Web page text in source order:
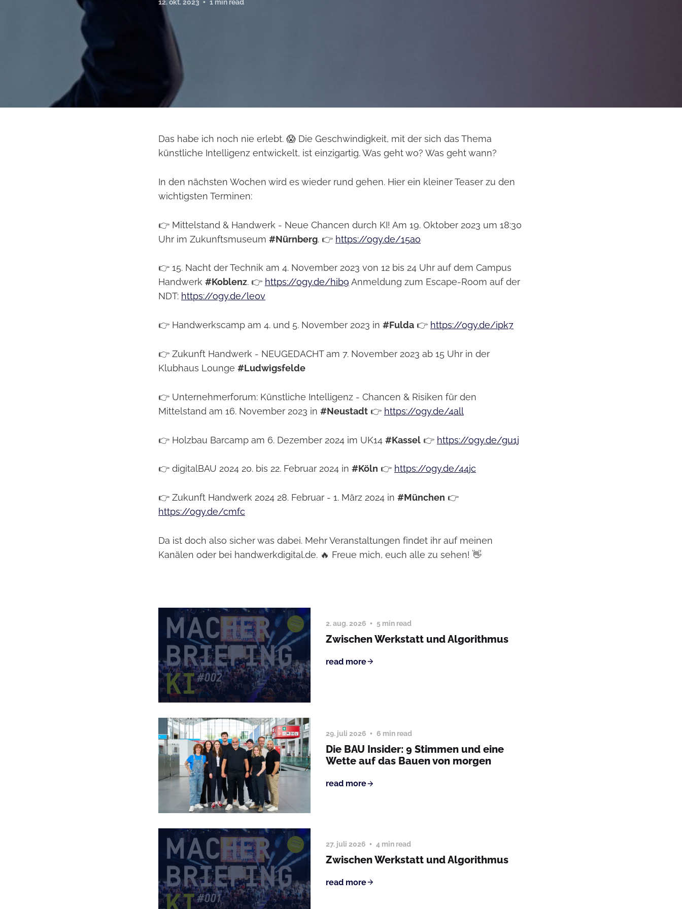
12. okt. 2023 1 min read
Das habe ich noch nie erlebt. 😱 Die Geschwindigkeit, mit der sich das Thema
künstliche Intelligenz entwickelt, ist einzigartig. Was geht wo? Was geht wann?
In den nächsten Wochen wird es wieder rund gehen. Hier ein kleiner Teaser zu den
wichtigsten Terminen:
👉 Mittelstand & Handwerk - Neue Chancen durch KI! Am 19. Oktober 2023 um 18:30
Uhr im Zukunftsmuseum #Nürnberg. 👉 https://ogy.de/15ao
👉 15. Nacht der Technik am 4. November 2023 von 12 bis 24 Uhr auf dem Campus
Handwerk #Koblenz. 👉 https://ogy.de/hib9 Anmeldung zum Escape-Room auf der
NDT: https://ogy.de/le0v
👉 Handwerkscamp am 4. und 5. November 2023 in #Fulda 👉 https://ogy.de/ipk7
👉 Zukunft Handwerk - NEUGEDACHT am 7. November 2023 ab 15 Uhr in der
Klubhaus Lounge #Ludwigsfelde
👉 Unternehmerforum: Künstliche Intelligenz - Chancen & Risiken für den
Mittelstand am 16. November 2023 in #Neustadt 👉 https://ogy.de/4all
👉 Holzbau Barcamp am 6. Dezember 2024 im UK14 #Kassel 👉 https://ogy.de/gu1j
👉 digitalBAU 2024 20. bis 22. Februar 2024 in #Köln 👉 https://ogy.de/44jc
👉 Zukunft Handwerk 2024 28. Februar - 1. März 2024 in #München 👉
https://ogy.de/cmfc
Da ist doch also sicher was dabei. Mehr Veranstaltungen findet ihr auf meinen
Kanälen oder bei handwerkdigital.de. 🔥 Freue mich, euch alle zu sehen! 👋
2. aug. 2026 5 min read
Zwischen Werkstatt und Algorithmus
read more
29. juli 2026 6 min read
Die BAU Insider: 9 Stimmen und eine
Wette auf das Bauen von morgen
read more
27. juli 2026 4 min read
Zwischen Werkstatt und Algorithmus
read more